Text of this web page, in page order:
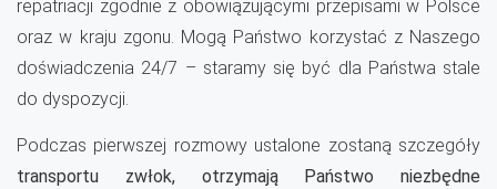
repatriacji zgodnie z obowiązującymi przepisami w Polsce
oraz w kraju zgonu. Mogą Państwo korzystać z Naszego
doświadczenia 24/7 – staramy się być dla Państwa stale
do dyspozycji.
Podczas pierwszej rozmowy ustalone zostaną szczegóły
transportu zwłok, otrzymają Państwo niezbędne